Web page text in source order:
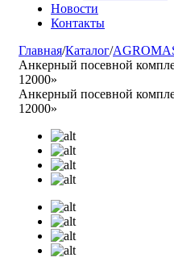
Новости
Контакты
Главная/Каталог/
Анкерный посевной
12000»
Анкерный посевной
12000»